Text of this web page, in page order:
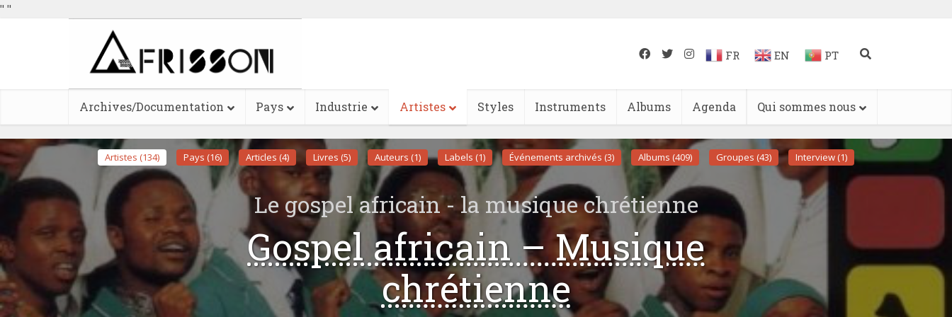
" "
FR EN PT
Archives/Documentation Pays Industrie Artistes Styles Instruments Albums Agenda Qui sommes nous
Artistes (134) Pays (16) Articles (4) Livres (5) Auteurs (1) Labels (1) Événements archivés (3) Albums (409) Groupes (43) Interview (1)
Le gospel africain - la musique chrétienne
Gospel africain – Musique
chrétienne